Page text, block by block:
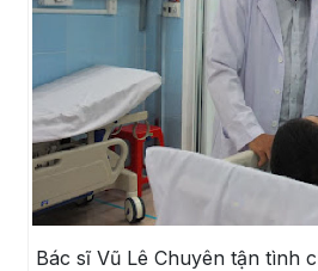
Bác sĩ Vũ Lê Chuyên tận tình